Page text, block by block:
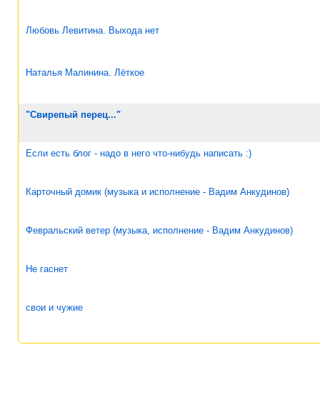
Любовь Левитина. Выхода нет
Наталья Малинина. Лёткое
"Свирепый перец..."
Если есть блог - надо в него что-нибудь написать :)
Карточный домик (музыка и исполнение - Вадим Анкудинов)
Февральский ветер (музыка, исполнение - Вадим Анкудинов)
Не гаснет
свои и чужие